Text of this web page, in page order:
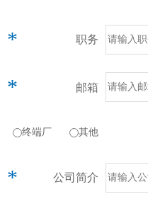
* 职务
* 邮箱
终端厂 其他
* 公司简介